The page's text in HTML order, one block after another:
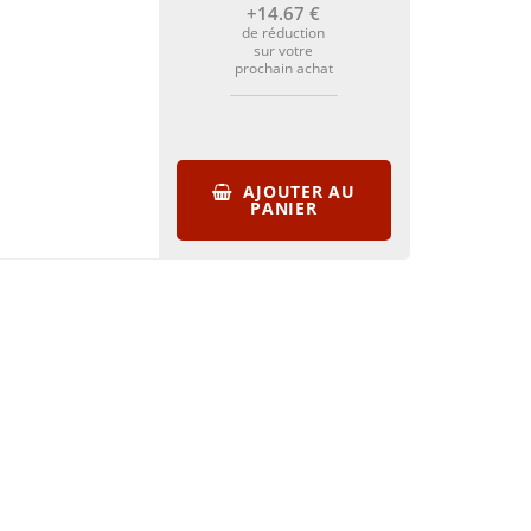
+14.67€
de réduction
sur votre
prochain achat
AJOUTER AU
PANIER